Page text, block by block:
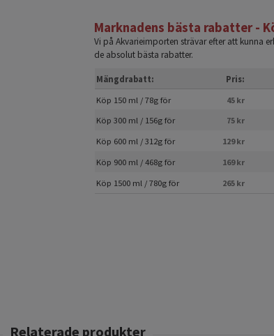
Marknadens bästa rabatter -
Vi på Akvarieimporten strävar efter att kunna
de absolut bästa rabatter.
Mängdrabatt: Pris:
Köp 150 ml / 78g för
45 kr
Köp 300 ml / 156g för
75 kr
Köp 600 ml / 312g för
129 kr
Köp 900 ml / 468g för
169 kr
Köp 1500 ml / 780g för
265 kr